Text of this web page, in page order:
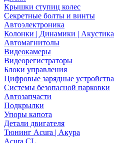
Крышки ступиц колес
Секретные болты и винты
Автоэлектроника
Колонки | Динамики | Акустика
Автомагнитолы
Видеокамеры
Видеорегистраторы
Блоки управления
Цифровые зарядные устройства
Системы безопасной парковки
Автозапчасти
Подкрылки
Упоры капота
Детали двигателя
Тюнинг Acura | Акура
Acura CL